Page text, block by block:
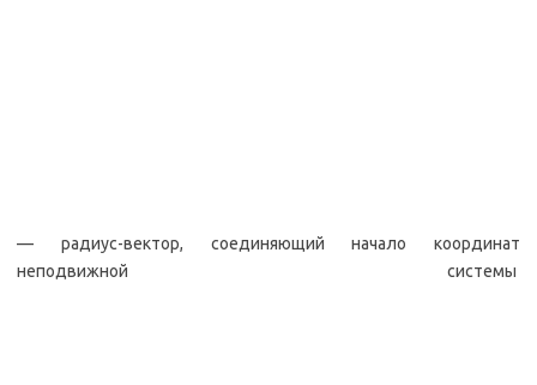
— радиус-вектор, соединяющий начало координат
неподвижной системы